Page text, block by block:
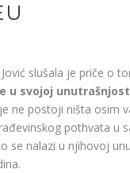
slušala je priče o
u svojoj
ne postoji ništa osim
pothvata u
se nalazi u njihovoj